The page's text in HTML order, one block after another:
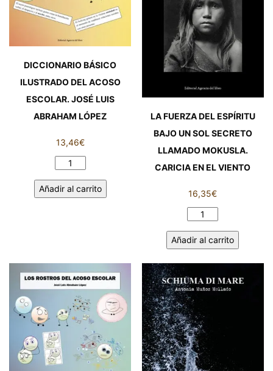
BARRIO
ESTREMERA
cantidad
DICCIONARIO BÁSICO
ILUSTRADO DEL ACOSO
ESCOLAR. JOSÉ LUIS
ABRAHAM LÓPEZ
13,46€
DICCIONARIO
ILUSTRADO
LUIS
ABRAHAM
LÓPEZ
cantidad
Añadir al carrito
LA FUERZA DEL ESPÍRITU
BAJO UN SOL SECRETO
LLAMADO MOKUSLA.
CARICIA EN EL VIENTO
16,35€
DEL
UN
SOL
SECRETO
LLAMADO
MOKUSLA.
CARICIA
Añadir al carrito